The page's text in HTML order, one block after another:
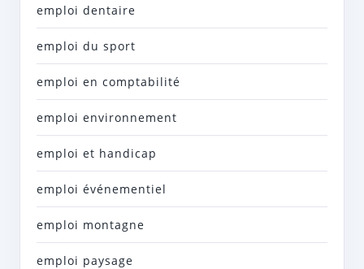
emploi dentaire
emploi du sport
emploi en comptabilité
emploi environnement
emploi et handicap
emploi événementiel
emploi montagne
emploi paysage